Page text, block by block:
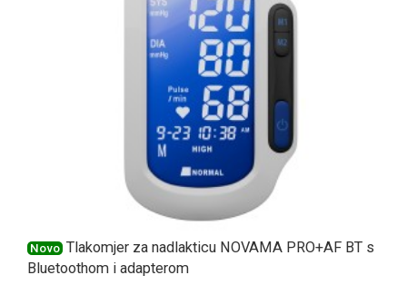
Novo Tlakomjer za nadlakticu NOVAMA PRO+AF BT s
Bluetoothom i adapterom